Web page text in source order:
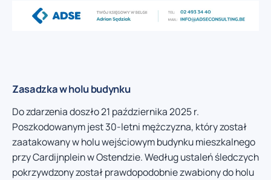
Zasadzka w holu budynku
Do zdarzenia doszło 21 października 2025 r.
Poszkodowanym jest 30-letni mężczyzna, który został
zaatakowany w holu wejściowym budynku mieszkalnego
przy Cardijnplein w Ostendzie. Według ustaleń śledczych
pokrzywdzony został prawdopodobnie zwabiony do holu